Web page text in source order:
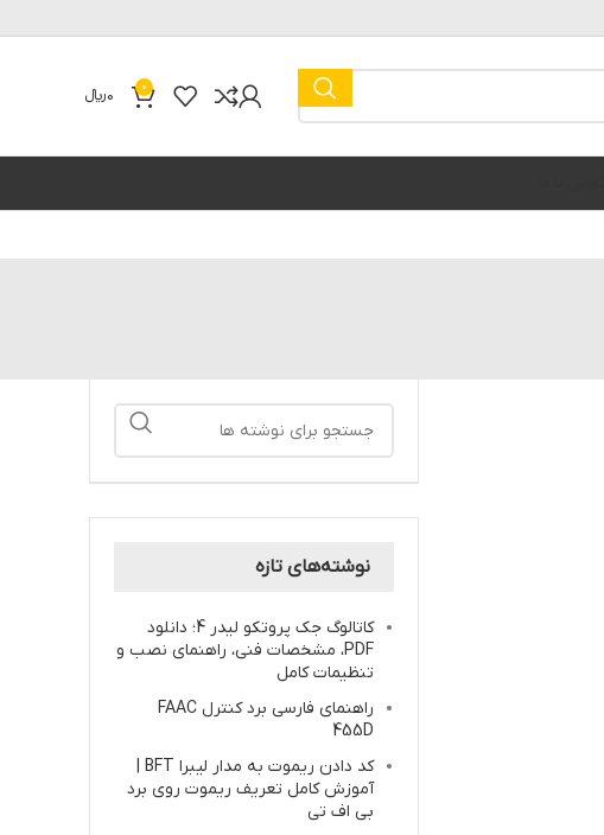
0
0﷼
نوشته‌های تازه
کاتالوگ جک پروتکو لیدر 4؛ دانلود
PDF، مشخصات فنی، راهنمای نصب و
تنظیمات کامل
راهنمای فارسی برد کنترل FAAC
455D
کد دادن ریموت به مدار لیبرا BFT |
آموزش کامل تعریف ریموت روی برد
بی اف تی